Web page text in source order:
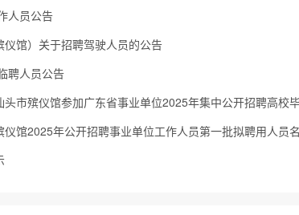
人员公告
馆）关于招聘驾驶人员的公告
聘人员公告
市殡仪馆参加广东省事业单位2025年集中公开招聘高校
仪馆2025年公开招聘事业单位工作人员第一批拟聘用人员